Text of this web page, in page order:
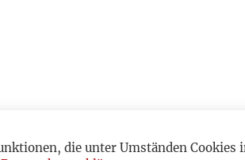
die unter Umständen Cookies